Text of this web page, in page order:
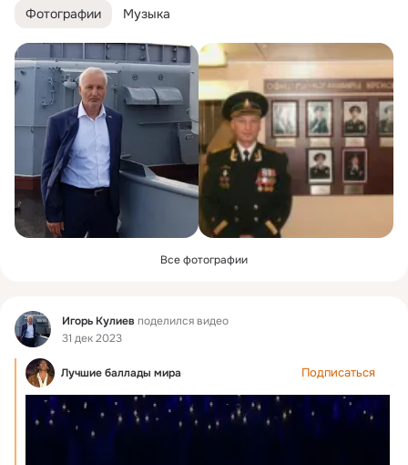
Фотографии Музыка
Все фотографии
Фид Игорь Кулиев поделился видео
31 дек 2023
Лучшие баллады мира Подписаться